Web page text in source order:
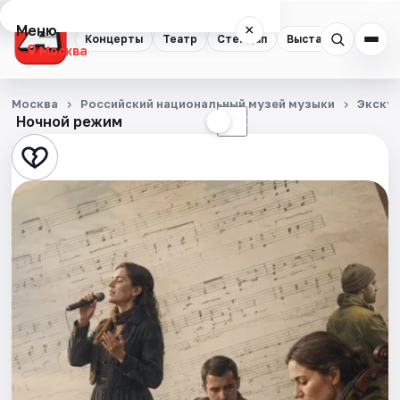
Концерты Театр Стендап Выставки
Меню ×
Москва
Концерты
Театр
Стендап
Выставки
Квесты
Экскурсии
Спорт
События
Ночной режим ☾
Москва Российский национальный музей музыки